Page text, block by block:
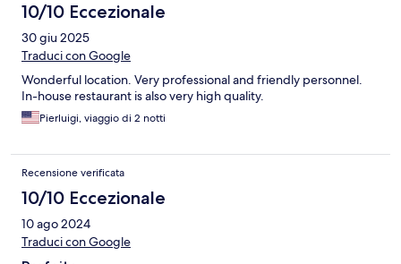
10/10 Eccezionale
30 giu 2025
Traduci con Google
Wonderful location. Very professional and friendly personnel.
In-house restaurant is also very high quality.
Pierluigi, viaggio di 2 notti
Recensione verificata
10/10 Eccezionale
10 ago 2024
Traduci con Google